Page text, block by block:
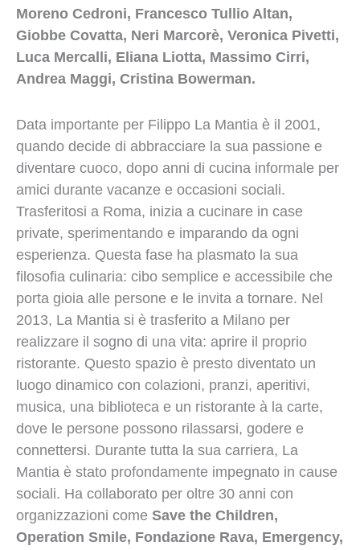
Moreno Cedroni, Francesco Tullio Altan,
Giobbe Covatta, Neri Marcorè, Veronica Pivetti,
Luca Mercalli, Eliana Liotta, Massimo Cirri,
Andrea Maggi, Cristina Bowerman.
Data importante per Filippo La Mantia è il 2001,
quando decide di abbracciare la sua passione e
diventare cuoco, dopo anni di cucina informale per
amici durante vacanze e occasioni sociali.
Trasferitosi a Roma, inizia a cucinare in case
private, sperimentando e imparando da ogni
esperienza. Questa fase ha plasmato la sua
filosofia culinaria: cibo semplice e accessibile che
porta gioia alle persone e le invita a tornare. Nel
2013, La Mantia si è trasferito a Milano per
realizzare il sogno di una vita: aprire il proprio
ristorante. Questo spazio è presto diventato un
luogo dinamico con colazioni, pranzi, aperitivi,
musica, una biblioteca e un ristorante à la carte,
dove le persone possono rilassarsi, godere e
connettersi. Durante tutta la sua carriera, La
Mantia è stato profondamente impegnato in cause
sociali. Ha collaborato per oltre 30 anni con
organizzazioni come Save the Children,
Operation Smile, Fondazione Rava, Emergency,